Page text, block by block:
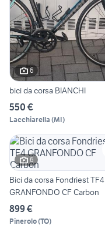
6
bici da corsa BIANCHI
550 €
Lacchiarella (MI)
6
Bici da corsa Fondriest TF4
GRANFONDO CF Carbon
899 €
Pinerolo(TO)